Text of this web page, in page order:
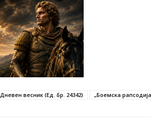
Дневен весник (Ед. бр. 24342) „Боемска